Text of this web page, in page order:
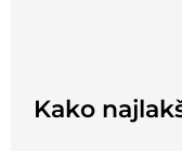
Kako